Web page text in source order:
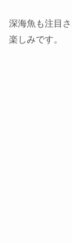
深海魚も注目
楽しみです。